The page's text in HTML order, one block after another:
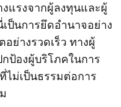
แรงจากผู้ลงทุนและผู้
ป็นการยึดอำนาจอย่าง
ย่างรวดเร็ว ทางผู้
ป้องผู้บริโภคในการ
ไม่เป็นธรรมต่อการ